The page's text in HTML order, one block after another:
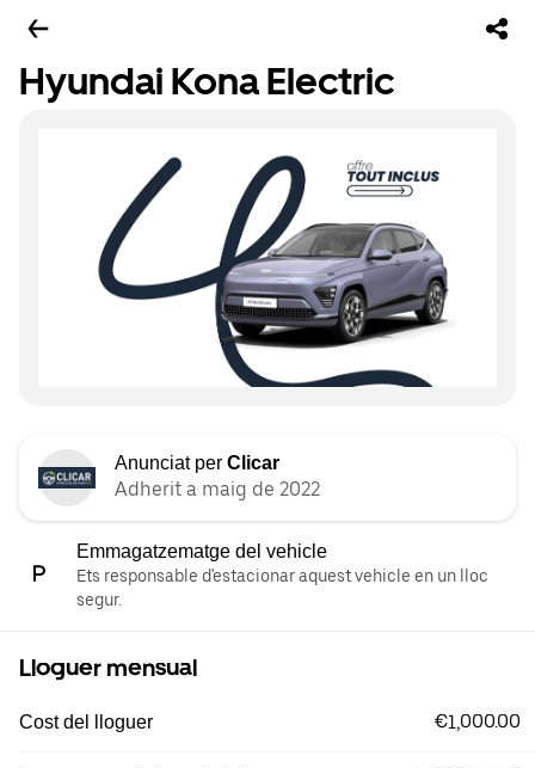
Hyundai Kona Electric
Anunciat per Clicar
Adherit a maig de 2022
Emmagatzematge del vehicle
Ets responsable d'estacionar aquest vehicle en un lloc
segur.
Lloguer mensual
Cost del lloguer €1,000.00